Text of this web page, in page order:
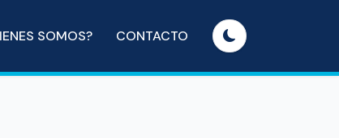
SOMOS? CONTACTO